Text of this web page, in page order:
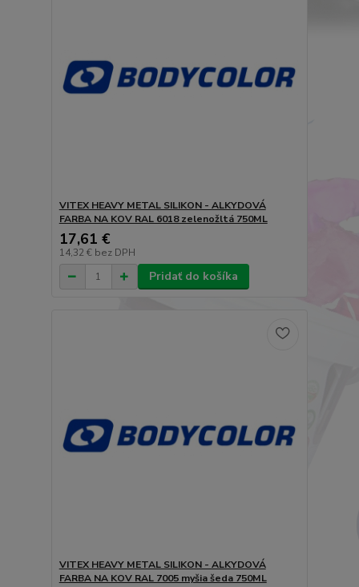
VITEX HEAVY METAL SILIKON - ALKYDOVÁ
FARBA NA KOV RAL 6018 zelenožltá 750ML
17,61 €
14,32 € bez DPH
Pridať do košíka
VITEX HEAVY METAL SILIKON - ALKYDOVÁ
FARBA NA KOV RAL 7005 myšia šeda 750ML